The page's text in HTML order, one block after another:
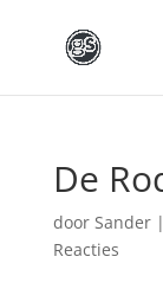
De
door Sander|
Reacties